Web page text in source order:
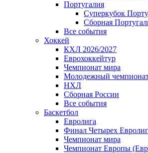
Португалия
Суперкубок
Сборная
Все события
Хоккей
КХЛ 2026/2027
Еврохоккейтур
Чемпионат мира
Молодежный
НХЛ
Сборная России
Все события
Баскетбол
Евролига
Финал Четырех
Чемпионат мира
Чемпионат Европы